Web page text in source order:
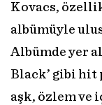
Kovacs,
albümüyle
Albümde yer
Black’ gibi hit
aşk, özlem ve